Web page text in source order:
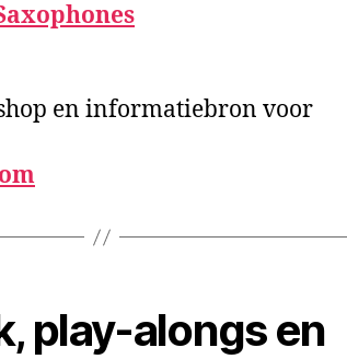
en informatiebron voor
play-alongs en